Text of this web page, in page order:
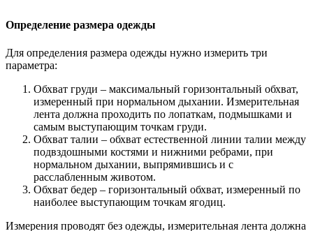
Определение размера одежды
Для определения размера одежды нужно измерить три
параметра:
Обхват груди – максимальный горизонтальный обхват,
измеренный при нормальном дыхании. Измерительная
лента должна проходить по лопаткам, подмышками и
самым выступающим точкам груди.
Обхват талии – обхват естественной линии талии между
подвздошными костями и нижними ребрами, при
нормальном дыхании, выпрямившись и с
расслабленным животом.
Обхват бедер – горизонтальный обхват, измеренный по
наиболее выступающим точкам ягодиц.
Измерения проводят без одежды, измерительная лента должна